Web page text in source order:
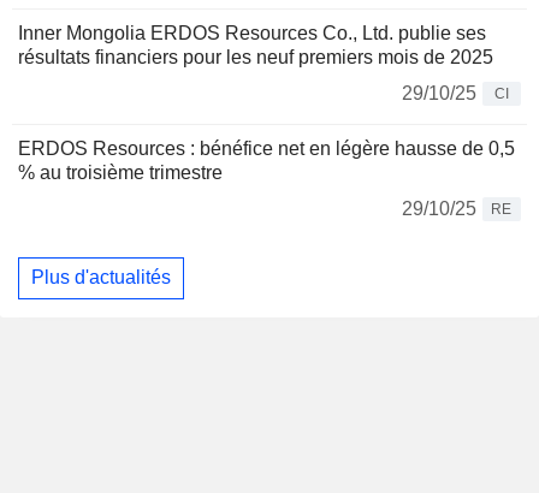
Inner Mongolia ERDOS Resources Co., Ltd. publie ses
résultats financiers pour les neuf premiers mois de 2025
29/10/25
CI
ERDOS Resources : bénéfice net en légère hausse de 0,5
% au troisième trimestre
29/10/25
RE
Plus d'actualités